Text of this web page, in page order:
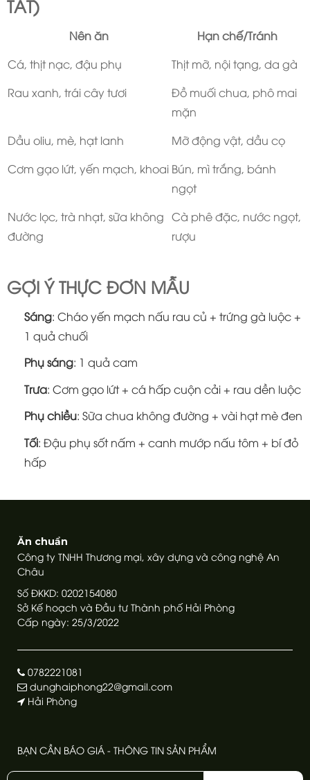
TẮT)
Nên ăn
Hạn chế/Tránh
Cá, thịt nạc, đậu phụ
Thịt mỡ, nội tạng, da gà
Rau xanh, trái cây tươi
Đồ muối chua, phô mai
mặn
Dầu oliu, mè, hạt lanh
Mỡ động vật, dầu cọ
Cơm gạo lứt, yến mạch, khoai Bún, mì trắng, bánh
ngọt
Nước lọc, trà nhạt, sữa không
đường
Cà phê đặc, nước ngọt,
rượu
GỢI Ý THỰC ĐƠN MẪU
Sáng: Cháo yến mạch nấu rau củ + trứng gà luộc +
1 quả chuối
Phụ sáng: 1 quả cam
Trưa: Cơm gạo lứt + cá hấp cuộn cải + rau dền luộc
Phụ chiều: Sữa chua không đường + vài hạt mè đen
Tối: Đậu phụ sốt nấm + canh mướp nấu tôm + bí đỏ
hấp
Ăn chuẩn
Công ty TNHH Thương mại, xây dựng và công nghệ An
Châu
Số ĐKKD: 0202154080
Sở Kế hoạch và Đầu tư Thành phố Hải Phòng
Cấp ngày: 25/3/2022
0782221081
dunghaiphong22@gmail.com
Hải Phòng
BẠN CẦN BÁO GIÁ - THÔNG TIN SẢN PHẨM